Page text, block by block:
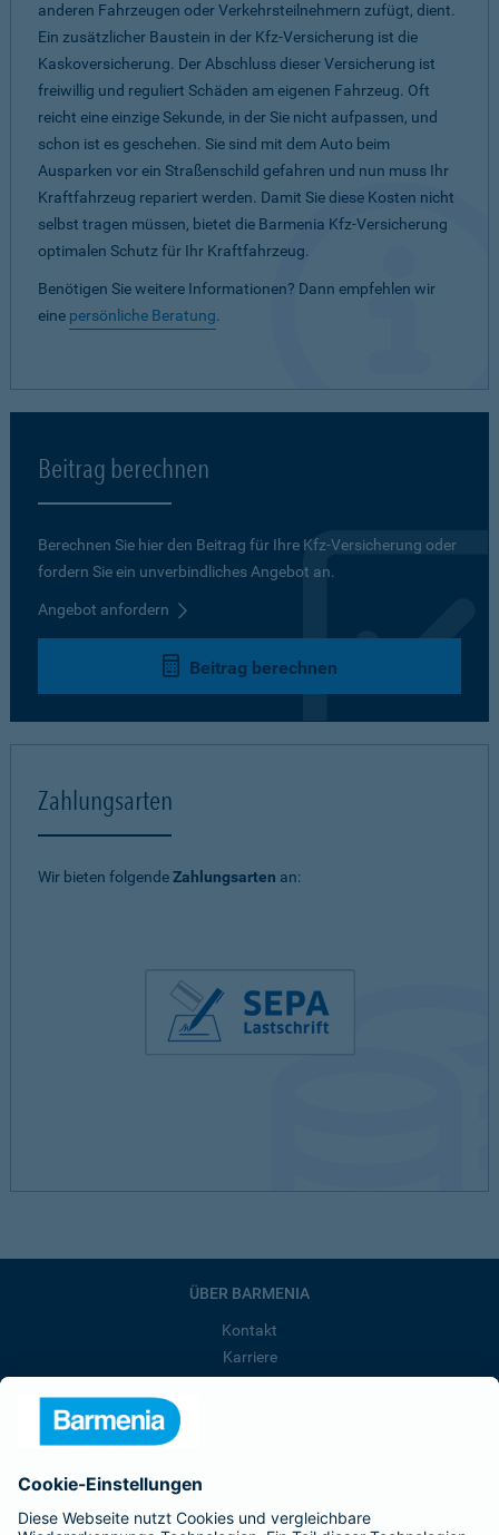
anderen Fahrzeugen oder Verkehrsteilnehmern zufügt, dient.
Ein zusätzlicher Baustein in der Kfz-Versicherung ist die
Kaskoversicherung. Der Abschluss dieser Versicherung ist
freiwillig und reguliert Schäden am eigenen Fahrzeug. Oft
reicht eine einzige Sekunde, in der Sie nicht aufpassen, und
schon ist es geschehen. Sie sind mit dem Auto beim
Ausparken vor ein Straßenschild gefahren und nun muss Ihr
Kraftfahrzeug repariert werden. Damit Sie diese Kosten nicht
selbst tragen müssen, bietet die Barmenia Kfz-Versicherung
optimalen Schutz für Ihr Kraftfahrzeug.
Benötigen Sie weitere Informationen? Dann empfehlen wir
eine persönliche Beratung.
Beitrag berechnen
Berechnen Sie hier den Beitrag für Ihre Kfz-Versicherung oder
fordern Sie ein unverbindliches Angebot an.
Angebot anfordern
Beitrag berechnen
Zahlungsarten
Wir bieten folgendeZahlungsarten an:
ÜBER BARMENIA
Kontakt
Karriere
Barmenia ist Teil der BarmeniaGothaer